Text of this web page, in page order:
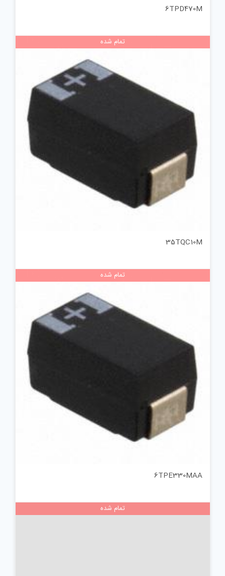
6TPD470M
تمام شده
35TQC10M
تمام شده
6TPE330MAA
تمام شده